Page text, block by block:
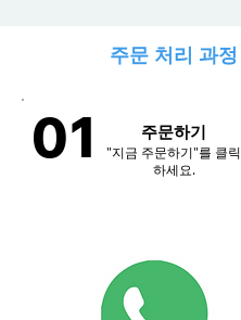
주문 처리 과정
01 주문하기
"지금 주문하기"를 클릭
하세요.